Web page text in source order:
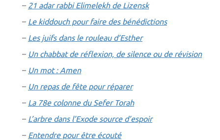
– 21 adar rabbi Elimelekh de Lizensk
– Le kiddouch pour faire des bénédictions
– Les juifs dans le rouleau d’Esther
– Un chabbat de réflexion, de silence ou de révision
– Un mot : Amen
– Un repas de fête pour réparer
– La 78e colonne du Sefer Torah
– L’arbre dans l’Exode source d’espoir
– Entendre pour être écouté